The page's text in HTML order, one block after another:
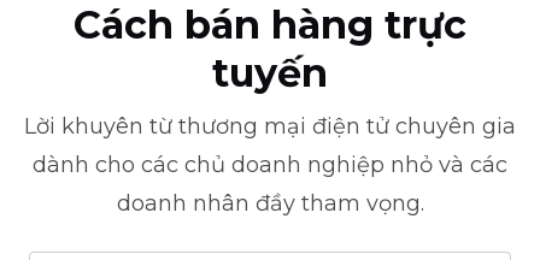
Cách bán hàng trực
tuyến
Lời khuyên từ thương mại điện tử chuyên gia
dành cho các chủ doanh nghiệp nhỏ và các
doanh nhân đầy tham vọng.